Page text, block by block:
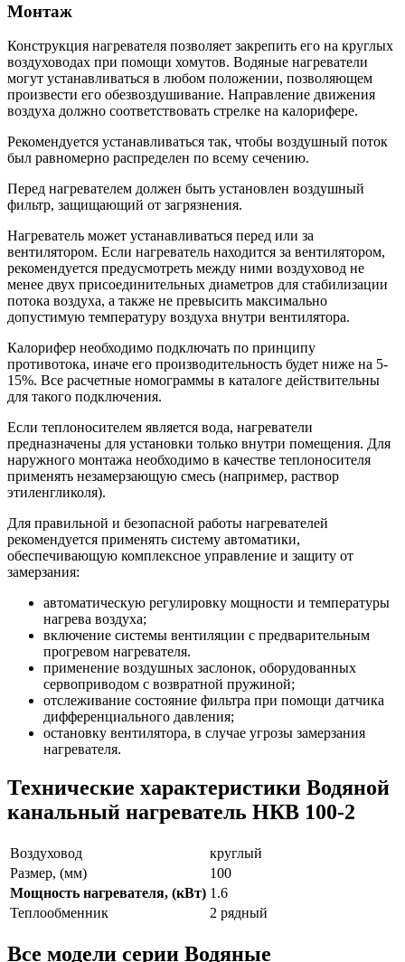
Монтаж
Конструкция нагревателя позволяет закрепить его на круглых
воздуховодах при помощи хомутов. Водяные нагреватели
могут устанавливаться в любом положении, позволяющем
произвести его обезвоздушивание. Направление движения
воздуха должно соответствовать стрелке на калорифере.
Рекомендуется устанавливаться так, чтобы воздушный поток
был равномерно распределен по всему сечению.
Перед нагревателем должен быть установлен воздушный
фильтр, защищающий от загрязнения.
Нагреватель может устанавливаться перед или за
вентилятором. Если нагреватель находится за вентилятором,
рекомендуется предусмотреть между ними воздуховод не
менее двух присоединительных диаметров для стабилизации
потока воздуха, а также не превысить максимально
допустимую температуру воздуха внутри вентилятора.
Калорифер необходимо подключать по принципу
противотока, иначе его производительность будет ниже на 5-
15%. Все расчетные номограммы в каталоге действительны
для такого подключения.
Если теплоносителем является вода, нагреватели
предназначены для установки только внутри помещения. Для
наружного монтажа необходимо в качестве теплоносителя
применять незамерзающую смесь (например, раствор
этиленгликоля).
Для правильной и безопасной работы нагревателей
рекомендуется применять систему автоматики,
обеспечивающую комплексное управление и защиту от
замерзания:
автоматическую регулировку мощности и температуры
нагрева воздуха;
включение системы вентиляции с предварительным
прогревом нагревателя.
применение воздушных заслонок, оборудованных
сервоприводом с возвратной пружиной;
отслеживание состояние фильтра при помощи датчика
дифференциального давления;
остановку вентилятора, в случае угрозы замерзания
нагревателя.
Технические характеристики Водяной
канальный нагреватель НКВ 100-2
Воздуховод
круглый
Размер, (мм)
100
Мощность нагревателя, (кВт) 1.6
Теплообменник
2 рядный
Все модели серии Водяные